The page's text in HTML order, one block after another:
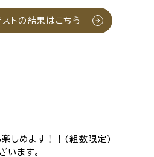
トの結果はこちら
楽しめます！！(組数限定)
ます。